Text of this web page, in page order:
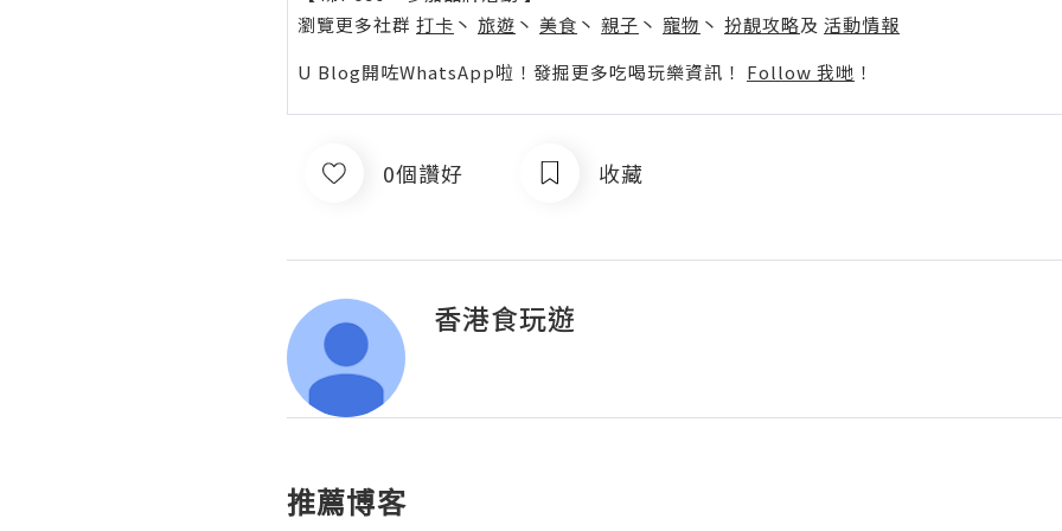
瀏覽更多社群 打卡 丶 旅遊 丶 美食 丶 親子 丶 寵物 丶 扮靚攻略及 活動情報
U Blog開咗WhatsApp啦！發掘更多吃喝玩樂資訊！ Follow 我哋 ！
0個讚好 收藏
香港食玩遊
推薦博客